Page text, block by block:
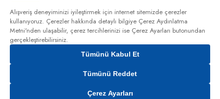
Gelince Haber Ver
Alışveriş deneyiminizi iyileştirmek için internet sitemizde çerezler
kullanıyoruz. Çerezler hakkında detaylı bilgiye Çerez Aydınlatma
Metni'nden ulaşabilir, çerez tercihlerinizi ise Çerez Ayarları butonundan
gerçekleştirebilirsiniz.
Tümünü Kabul Et
Tümünü Reddet
Çerez Ayarları